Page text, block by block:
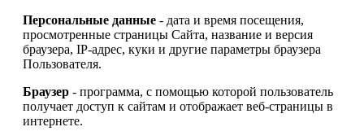
Персональные данные - дата и время посещения,
просмотренные страницы Сайта, название и версия
браузера, IP-адрес, куки и другие параметры браузера
Пользователя.
Браузер - программа, с помощью которой пользователь
получает доступ к сайтам и отображает веб-страницы в
интернете.